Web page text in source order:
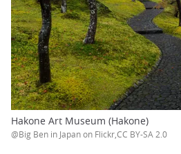
Hakone Art Museum (Hakone)
@Big Ben in Japan on Flickr,CC BY-SA 2.0